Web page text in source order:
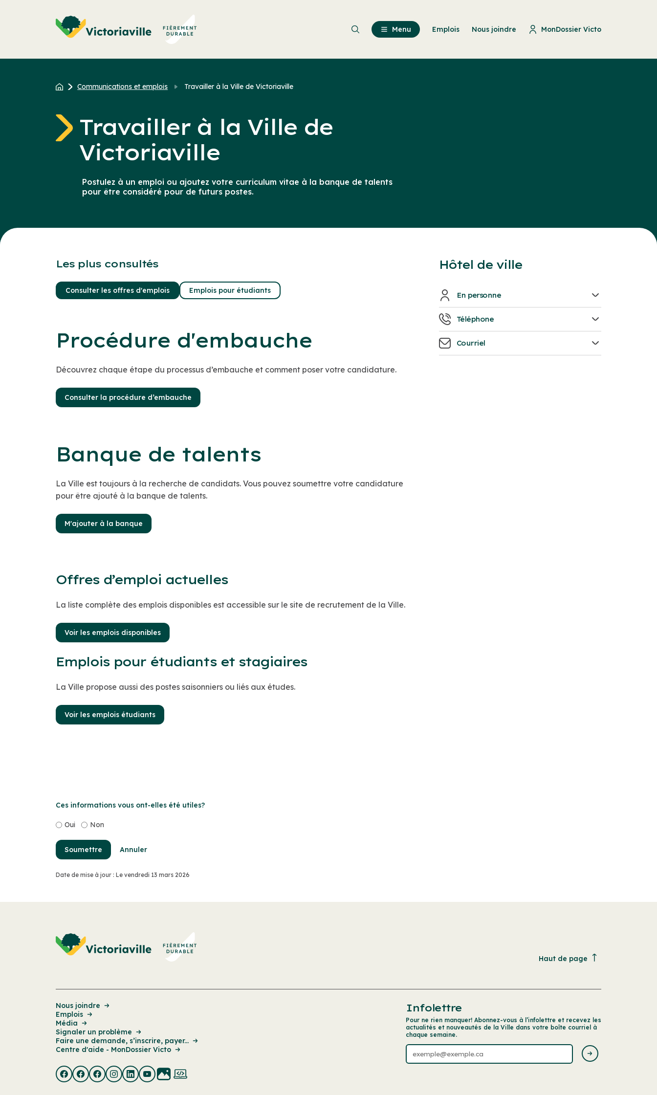
contenu
principal
Menu Emplois Nous joindre MonDossier Victo
Communications et emplois Travailler à la Ville de Victoriaville
Travailler à la Ville de
Victoriaville
Postulez à un emploi ou ajoutez votre curriculum vitae à la banque de talents
pour être considéré pour de futurs postes.
Les plus consultés
Consulter les offres d'emplois Emplois pour étudiants
Procédure d'embauche
Découvrez chaque étape du processus d’embauche et comment poser votre candidature.
Consulter la procédure d’embauche
Banque de talents
La Ville est toujours à la recherche de candidats. Vous pouvez soumettre votre candidature
pour être ajouté à la banque de talents.
M'ajouter à la banque
Offres d’emploi actuelles
La liste complète des emplois disponibles est accessible sur le site de recrutement de la Ville.
Voir les emplois disponibles
Emplois pour étudiants et stagiaires
La Ville propose aussi des postes saisonniers ou liés aux études.
Voir les emplois étudiants
Hôtel de ville
En personne
1, rue Notre-Dame Ouest
Téléphone
819-758-1571
Courriel
Ces informations vous ont-elles été utiles?
Oui Non
Soumettre Annuler
Date de mise à jour : Le vendredi 13 mars 2026
Haut de page
Nous joindre
Emplois
Média
Signaler un problème
Faire une demande, s’inscrire, payer...
Centre d'aide - MonDossier Victo
Infolettre
Pour ne rien manquer! Abonnez-vous à l’infolettre et recevez les
actualités et nouveautés de la Ville dans votre boîte courriel à
chaque semaine.